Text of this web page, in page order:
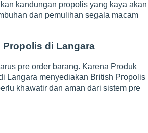
kandungan propolis yang kaya akan
dan pemulihan segala macam
Propolis di Langara
pre order barang. Karena Produk
Langara menyediakan British Propolis
khawatir dan aman dari sistem pre